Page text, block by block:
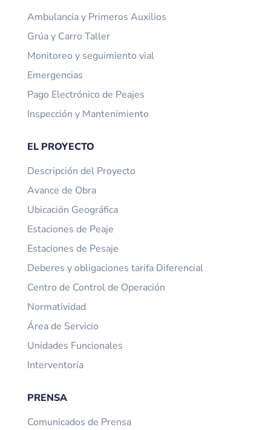
Ambulancia y Primeros Auxilios
Grúa y Carro Taller
Monitoreo y seguimiento vial
Emergencias
Pago Electrónico de Peajes
Inspección y Mantenimiento
EL PROYECTO
Descripción del Proyecto
Avance de Obra
Ubicación Geográfica
Estaciones de Peaje
Estaciones de Pesaje
Deberes y obligaciones tarifa Diferencial
Centro de Control de Operación
Normatividad
Área de Servicio
Unidades Funcionales
Interventoría
PRENSA
Comunicados de Prensa